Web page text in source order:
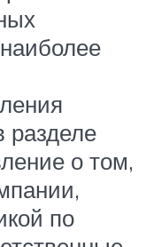
разделе
о том,
по